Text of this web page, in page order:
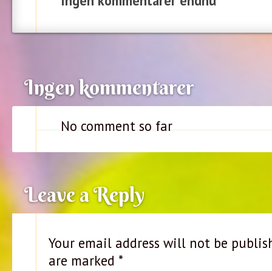
Ingen kommentarer
No comment so far
Leave a Reply
Your email address will not be
are marked *